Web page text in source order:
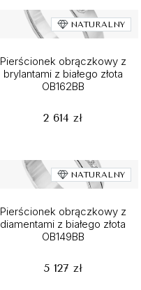
NATURALNY
Pierścionek obrączkowy z
brylantami z białego złota
OB162BB
2 614 zł
NATURALNY
Pierścionek obrączkowy z
diamentami z białego złota
OB149BB
5 127 zł